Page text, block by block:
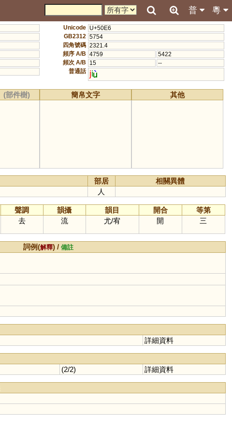
粵
普
Unicode U+50E6
GB2312 5754
四角號碼 2321.4
頻序 A/B 4759
5422
頻次 A/B
15
--
普通話 ji
(部件樹) 簡帛文字 其他
部居
相關異體
人
聲調 韻攝 韻目 開合
等第
去 流 尤/宥 開 三
詞例(解釋) /備註
詳細資料
(2/2) 詳細資料